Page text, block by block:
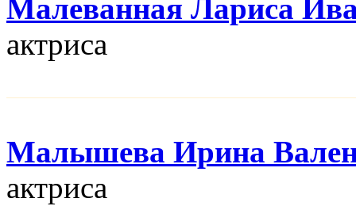
Малеванная Лариса
актриса
Малышева Ирина
актриса